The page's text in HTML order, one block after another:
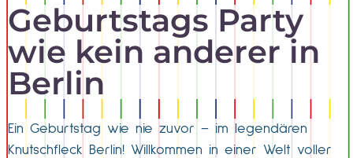
Geburtstags Party
wie kein anderer in
Berlin
Ein Geburtstag wie nie zuvor – im legendären
Knutschfleck Berlin! Willkommen in einer Welt voller